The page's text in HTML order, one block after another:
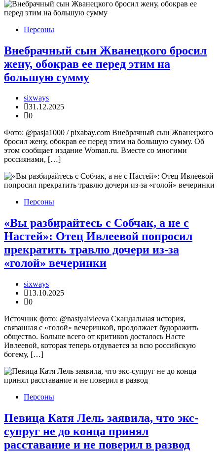
Персоны
Внебрачный сын Жванецкого бросил
жену, обокрав ее перед этим на
большую сумму
sixways
31.12.2025
0
Фото: @pasja1000 / pixabay.com Внебрачный сын Жванецкого
бросил жену, обокрав ее перед этим на большую сумму. Об
этом сообщает издание Woman.ru. Вместе со многими
россиянами, […]
Персоны
«Вы разбирайтесь с Собчак, а не с
Настей»: Отец Ивлеевой попросил
прекратить травлю дочери из-за
«голой» вечеринки
sixways
13.10.2025
0
Источник фото: @nastyaivleeva Скандальная история,
связанная с «голой» вечеринкой, продолжает будоражить
общество. Больше всего от критиков досталось Насте
Ивлеевой, которая теперь отдувается за всю российскую
богему, […]
Персоны
Певица Катя Лель заявила, что экс-
супруг не до конца принял
расставание и не поверил в развод